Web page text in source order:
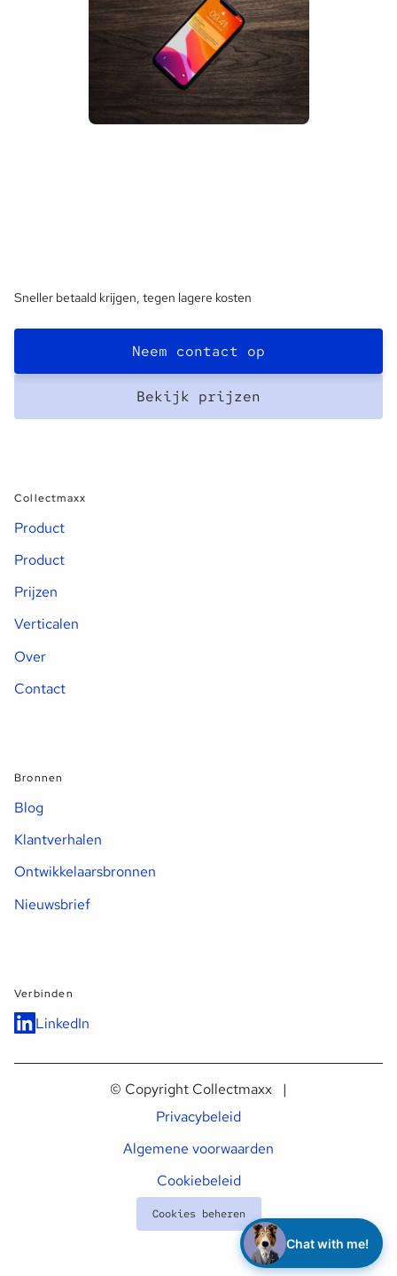
Sneller betaald krijgen, tegen lagere kosten
Neem contact op
Bekijk prijzen
Collectmaxx
Product
Product
Prijzen
Verticalen
Over
Contact
Bronnen
Blog
Klantverhalen
Ontwikkelaarsbronnen
Nieuwsbrief
Verbinden
LinkedIn
© Copyright Collectmaxx |
Privacybeleid
Algemene voorwaarden
Cookiebeleid
Cookies beheren
Chat with me!
privacy policy